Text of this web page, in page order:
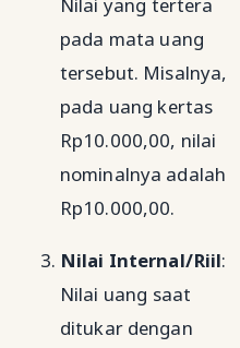
pada mata uang
tersebut. Misalnya,
pada uang kertas
Rp10.000,00, nilai
nominalnya adalah
Rp10.000,00.
Nilai Internal/Riil:
Nilai uang saat
ditukar dengan